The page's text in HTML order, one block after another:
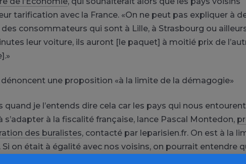
tarification avec la France. «On ne peut pas expliquer à
consommateurs qui sont à Lille, à Strasbourg ou ailleurs
leur voiture, ils auront [le paquet] à moitié prix de
une proposition «à la limite de la démagogie»
quand je l’entends dire cela car les pays qui nous entourent
s’adapter à la fiscalité française, lance Pascal Montedon,
des buralistes, contacté par leparisien.fr. On est à la
on était à égalité avec nos voisins, on pourrait entendre